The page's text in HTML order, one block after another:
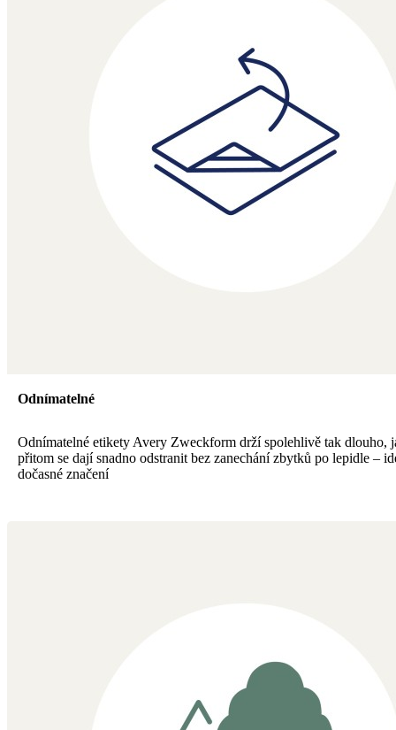
Odnímatelné
Odnímatelné etikety Avery Zweckform drží spolehlivě tak dlouho,
přitom se dají snadno odstranit bez zanechání zbytků po lepidle –
dočasné značení